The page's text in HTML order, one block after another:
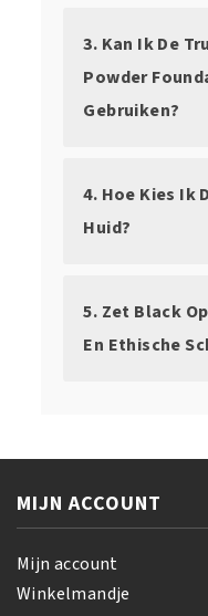
3. Kan Ik De
Powder
Gebruiken?
4. Hoe Kies Ik
Huid?
5. Zet Black
En Ethische
MIJN ACCOUNT
Mijn account
Winkelmandje